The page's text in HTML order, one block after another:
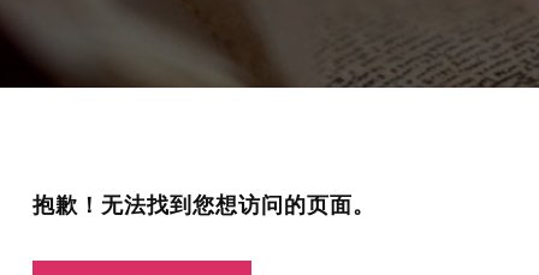
抱歉！无法找到您想访问的页面。